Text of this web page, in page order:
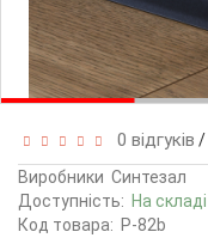
0 відгуків /
Виробники Синтезал
Доступність: На складі
Код товара: P-82b